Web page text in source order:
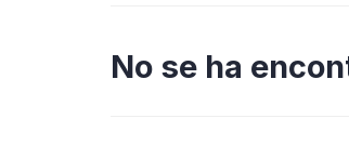
No se ha